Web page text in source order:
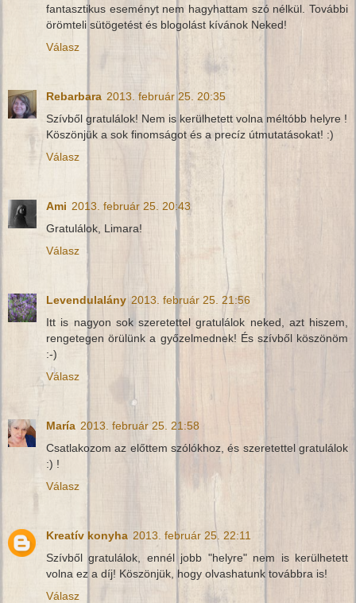
fantasztikus eseményt nem hagyhattam szó nélkül. További
örömteli sütögetést és blogolást kívánok Neked!
Válasz
Rebarbara 2013. február 25. 20:35
Szívből gratulálok! Nem is kerülhetett volna méltóbb helyre !
Köszönjük a sok finomságot és a precíz útmutatásokat! :)
Válasz
Ami 2013. február 25. 20:43
Gratulálok, Limara!
Válasz
Levendulalány 2013. február 25. 21:56
Itt is nagyon sok szeretettel gratulálok neked, azt hiszem,
rengetegen örülünk a győzelmednek! És szívből köszönöm
:-)
Válasz
María 2013. február 25. 21:58
Csatlakozom az előttem szólókhoz, és szeretettel gratulálok
:) !
Válasz
Kreatív konyha 2013. február 25. 22:11
Szívből gratulálok, ennél jobb "helyre" nem is kerülhetett
volna ez a díj! Köszönjük, hogy olvashatunk továbbra is!
Válasz